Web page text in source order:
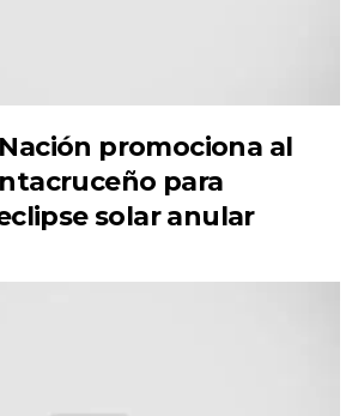
promociona al
para
solar anular